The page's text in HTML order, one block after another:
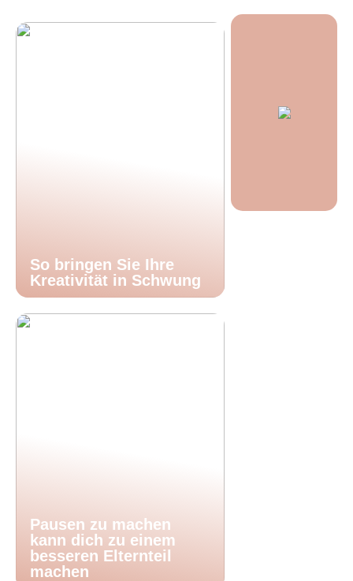
So bringen Sie Ihre
Kreativität in Schwung
Pausen zu machen
kann dich zu einem
besseren Elternteil
machen